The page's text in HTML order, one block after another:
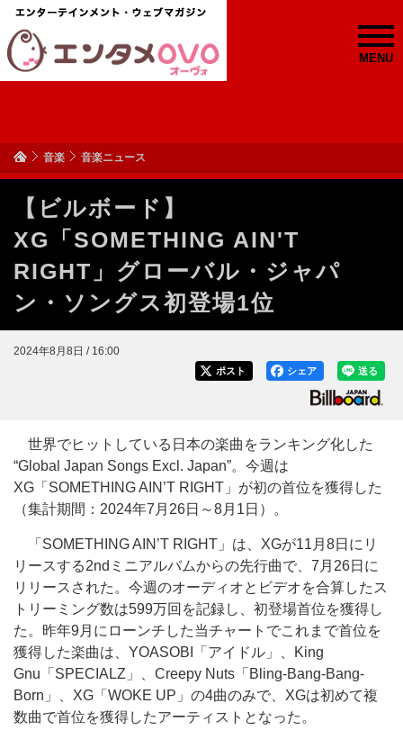
MENU
音楽 音楽ニュース
【ビルボード】
XG「SOMETHING AIN'T
RIGHT」グローバル・ジャパ
ン・ソングス初登場1位
2024年8月8日 / 16:00
送る
シェア
ポスト
世界でヒットしている日本の楽曲をランキング化した
“Global Japan Songs Excl. Japan”。今週は
XG「SOMETHING AIN’T RIGHT」が初の首位を獲得した
（集計期間：2024年7月26日～8月1日）。
「SOMETHING AIN’T RIGHT」は、XGが11月8日にリ
リースする2ndミニアルバムからの先行曲で、7月26日に
リリースされた。今週のオーディオとビデオを合算したス
トリーミング数は599万回を記録し、初登場首位を獲得し
た。昨年9月にローンチした当チャートでこれまで首位を
獲得した楽曲は、YOASOBI「アイドル」、King
Gnu「SPECIALZ」、Creepy Nuts「Bling-Bang-Bang-
Born」、XG「WOKE UP」の4曲のみで、XGは初めて複
数曲で首位を獲得したアーティストとなった。